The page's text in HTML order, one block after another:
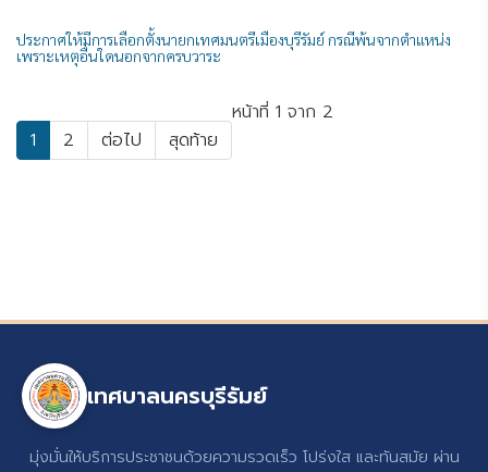
ประกาศให้มีการเลือกตั้งนายกเทศมนตรีเมืองบุรีรัมย์ กรณีพ้นจากตำแหน่ง
เพราะเหตุอื่นใดนอกจากครบวาระ
หน้าที่ 1 จาก 2
1
2 ต่อไป สุดท้าย
เทศบาลนครบุรีรัมย์
มุ่งมั่นให้บริการประชาชนด้วยความรวดเร็ว โปร่งใส และทันสมัย ผ่าน